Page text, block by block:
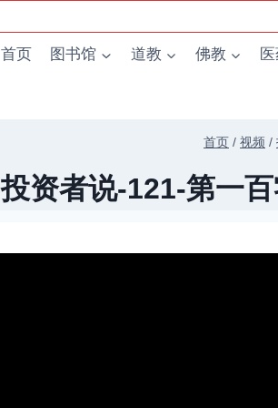
首页 图书馆 道教 佛教
首页 / 视频 /
投资者说-121-第一